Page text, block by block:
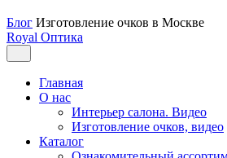
Блог Изготовление очков в Москве
Royal Оптика
Главная
О нас
Интерьер салона. Видео
Изготовление очков, видео
Каталог